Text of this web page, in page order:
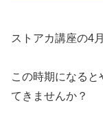
ストアカ講座の4
この時期になる
てきませんか？